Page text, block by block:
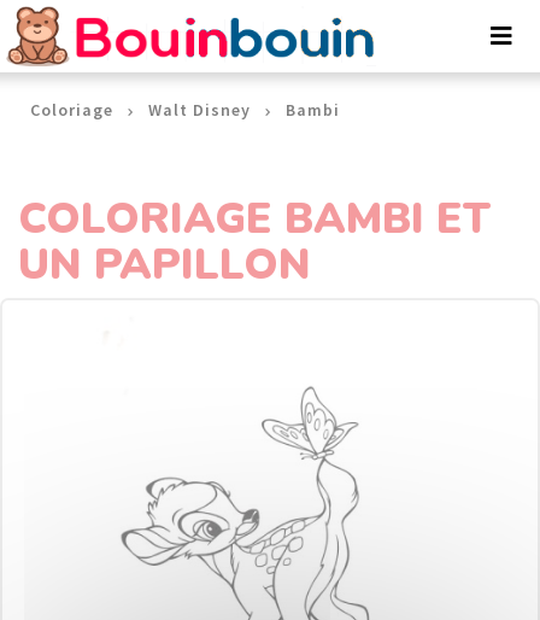
Coloriage Walt Disney Bambi
COLORIAGE BAMBI ET
UN PAPILLON
Panneau de gestion des cookies